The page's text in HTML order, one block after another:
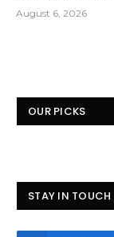
August 6, 2026
OUR PICKS
STAY IN TOUCH